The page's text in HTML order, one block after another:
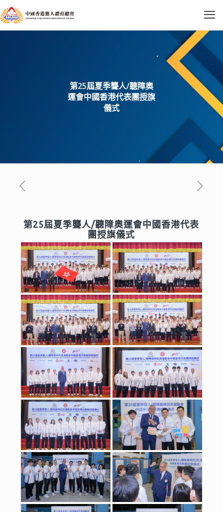
第25屆夏季聾人/聽障奧
運會中國香港代表團授旗
儀式
第25屆夏季聾人/聽障奧運會中國香港代表
團授旗儀式